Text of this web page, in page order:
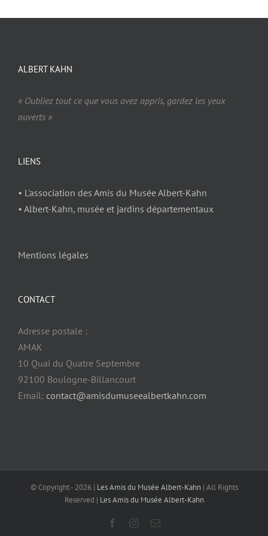
ALBERT KAHN
« Oubliez tout ce que vous avez appris, gardez les yeux
ouverts »
LIENS
• L'association des Amis du Musée Albert-Kahn
• Albert-Kahn, musée et jardins départementaux
Mentions légales
CONTACT
Adresse postale :
AMAK
10 Quai du Quatre Septembre
92100 Boulogne-Billancourt
Email: contact@amisdumuseealbertkahn.com
© Copyright - 2026 | Les Amis du Musée Albert-Kahn| All Rights
Reserved | Les Amis du Musée Albert-Kahn
FacebookInstagram
Email